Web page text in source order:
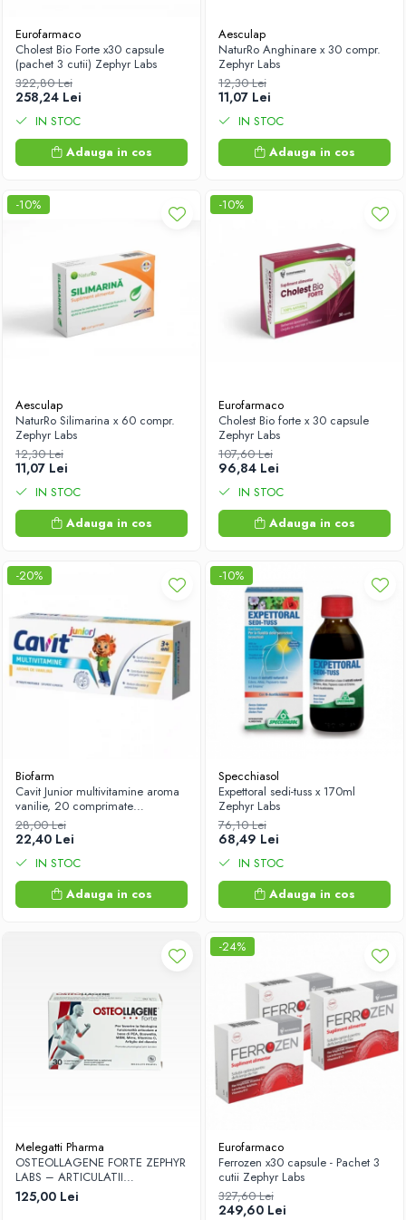
Altele-Suplimente alimentare
Eurofarmaco
Cholest Bio Forte x30 capsule
(pachet 3 cutii) Zephyr Labs
322,80 Lei
258,24 Lei
IN STOC
Adauga in cos
Aesculap
NaturRo Anghinare x 30 compr.
Zephyr Labs
12,30 Lei
11,07 Lei
IN STOC
Adauga in cos
-10%
Aesculap
NaturRo Silimarina x 60 compr.
Zephyr Labs
12,30 Lei
11,07 Lei
IN STOC
Adauga in cos
-10%
Eurofarmaco
Cholest Bio forte x 30 capsule
Zephyr Labs
107,60 Lei
96,84 Lei
IN STOC
Adauga in cos
-20%
Biofarm
Cavit Junior multivitamine aroma
vanilie, 20 comprimate
masticabile Zephyr Labs
28,00 Lei
22,40 Lei
IN STOC
Adauga in cos
-10%
Specchiasol
Expettoral sedi-tuss x 170ml
Zephyr Labs
76,10 Lei
68,49 Lei
IN STOC
Adauga in cos
Melegatti Pharma
OSTEOLLAGENE FORTE ZEPHYR
LABS – ARTICULATII
SANATOASE SI MOBILITATE
125,00 Lei
-24%
Eurofarmaco
Ferrozen x30 capsule - Pachet 3
cutii Zephyr Labs
327,60 Lei
249,60 Lei